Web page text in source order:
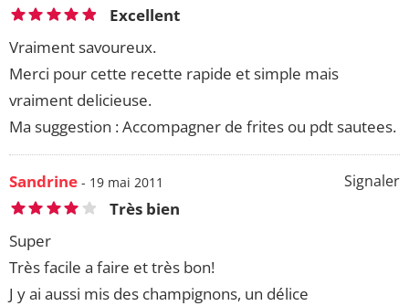
Excellent
Vraiment savoureux.
Merci pour cette recette rapide et simple mais
vraiment delicieuse.
Ma suggestion : Accompagner de frites ou pdt sautees.
Signaler
Sandrine - 19 mai 2011
Très bien
Super
Très facile a faire et très bon!
J y ai aussi mis des champignons, un délice